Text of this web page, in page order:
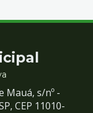
Mauá, s/nº -
CEP 11010-